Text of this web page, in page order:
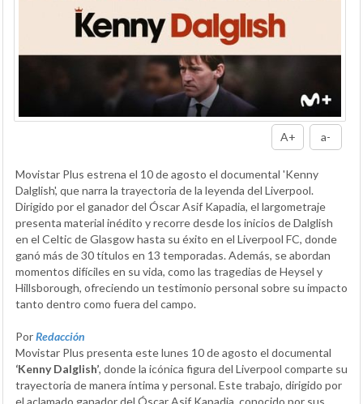
A+ a-
Movistar Plus estrena el 10 de agosto el documental 'Kenny
Dalglish', que narra la trayectoria de la leyenda del Liverpool.
Dirigido por el ganador del Óscar Asif Kapadia, el largometraje
presenta material inédito y recorre desde los inicios de Dalglish
en el Celtic de Glasgow hasta su éxito en el Liverpool FC, donde
ganó más de 30 títulos en 13 temporadas. Además, se abordan
momentos difíciles en su vida, como las tragedias de Heysel y
Hillsborough, ofreciendo un testimonio personal sobre su impacto
tanto dentro como fuera del campo.
PorRedacción
Movistar Plus presenta este lunes 10 de agosto el documental
‘Kenny Dalglish’, donde la icónica figura del Liverpool comparte su
trayectoria de manera íntima y personal. Este trabajo, dirigido por
el aclamado ganador del Óscar Asif Kapadia, conocido por sus